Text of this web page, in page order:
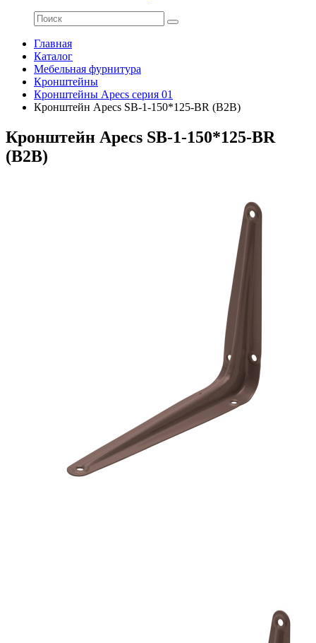
Главная
Каталог
Мебельная фурнитура
Кронштейны
Кронштейны Apecs серия 01
Кронштейн Apecs SB-1-150*125-BR (B2B)
Кронштейн Apecs SB-1-150*125-BR
(B2B)